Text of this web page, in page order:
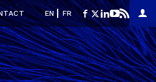
EN FR